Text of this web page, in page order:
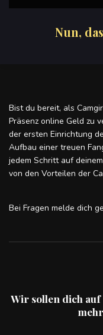
Nun,
Bist du bereit, als
Präsenz online Geld zu
der ersten Einrichtung
Aufbau einer treuen
jedem Schritt auf
von den Vorteilen der
Bei Fragen melde dich
Wir sollen dich